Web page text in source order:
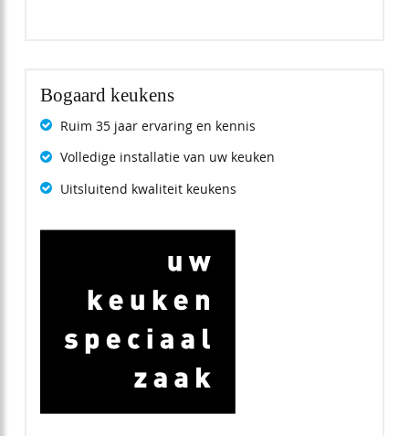
Bogaard keukens
Ruim 35 jaar ervaring en kennis
Volledige installatie van uw keuken
Uitsluitend kwaliteit keukens